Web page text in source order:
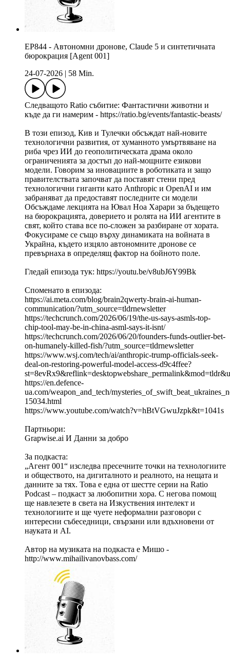
EP844 - Автономни дронове, Claude 5 и синтетичната
бюрокрация [Agent 001]
24-07-2026
58 Min.
Следващото Ratio събитие: Фантастични животни и
къде да ги намерим - https://ratio.bg/events/fantastic-beasts/
В този епизод, Кив и Тулечки обсъждат най-новите
технологични развития, от хуманното умъртвяване на
риба чрез ИИ до геополитическата драма около
ограниченията за достъп до най-мощните езикови
модели. Говорим за иновациите в роботиката и защо
правителствата започват да поставят стени пред
технологични гиганти като Anthropic и OpenAI и им
забраняват да предоставят последните си модели
Обсъждаме лекцията на Ювал Ноа Харари за бъдещето
на бюрокрацията, доверието и ролята на ИИ агентите в
свят, който става все по-сложен за разбиране от хората.
Фокусираме се също върху динамиката на войната в
Украйна, където изцяло автономните дронове се
превърнаха в определящ фактор на бойното поле.
Гледай епизода тук: https://youtu.be/v8ubJ6Y99Bk
Споменато в епизода:
https://ai.meta.com/blog/brain2qwerty-brain-ai-human-
communication/?utm_source=tldrnewsletter
https://techcrunch.com/2026/06/19/the-us-says-asmls-top-
chip-tool-may-be-in-china-asml-says-it-isnt/
https://techcrunch.com/2026/06/20/founders-funds-outlier-bet-
on-humanely-killed-fish/?utm_source=tldrnewsletter
https://www.wsj.com/tech/ai/anthropic-trump-officials-seek-
deal-on-restoring-powerful-model-access-d9c4ffee?
https://en.defence-
ua.com/weapon_and_tech/
15034.html
https://www.youtube.com/watch?v=hBtVGwuJzpk&t=1041s
Партньори:
Grapwise.ai И Данни за добро
За подкаста:
„Агент 001“ изследва пресечните точки на технологиите
и обществото, на дигиталното и реалното, на нещата и
данните за тях. Това е една от шестте серии на Ratio
Podcast – подкаст за любопитни хора. С негова помощ
ще навлезете в света на Изкуствения интелект и
технологиите и ще чуете неформални разговори с
интересни събеседници, свързани или вдъхновени от
науката и AI.
Автор на музиката на подкаста е Мишо -
http://www.mihailivanovbass.com/